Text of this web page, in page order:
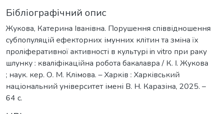
Бібліографічний опис
Жукова, Катерина Іванівна. Порушення співвідношення
субпопуляцій ефекторних імунних клітин та зміна їх
проліферативної активності в культурі in vitro при раку
шлунку : кваліфікаційна робота бакалавра / К. І. Жукова
; наук. кер. О. М. Клімова. – Харків : Харківський
національний університет імені В. Н. Каразіна, 2025. –
64 с.